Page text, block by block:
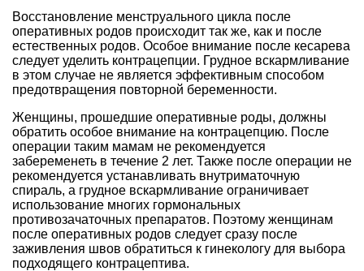
Восстановление менструального цикла после
оперативных родов происходит так же, как и после
естественных родов. Особое внимание после кесарева
следует уделить контрацепции. Грудное вскармливание
в этом случае не является эффективным способом
предотвращения повторной беременности.
Женщины, прошедшие оперативные роды, должны
обратить особое внимание на контрацепцию. После
операции таким мамам не рекомендуется
забеременеть в течение 2 лет. Также после операции не
рекомендуется устанавливать внутриматочную
спираль, а грудное вскармливание ограничивает
использование многих гормональных
противозачаточных препаратов. Поэтому женщинам
после оперативных родов следует сразу после
заживления швов обратиться к гинекологу для выбора
подходящего контрацептива.